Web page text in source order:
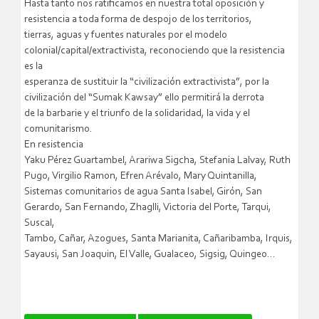
Hasta tanto nos ratificamos en nuestra total oposición y
resistencia a toda forma de despojo de los territorios,
tierras, aguas y fuentes naturales por el modelo
colonial/capital/extractivista, reconociendo que la resistencia
es la
esperanza de sustituir la “civilización extractivista”, por la
civilización del “Sumak Kawsay” ello permitirá la derrota
de la barbarie y el triunfo de la solidaridad, la vida y el
comunitarismo.
En resistencia
Yaku Pérez Guartambel, Arariwa Sigcha, Stefania Lalvay, Ruth
Pugo, Virgilio Ramon, Efren Arévalo, Mary Quintanilla,
Sistemas comunitarios de agua Santa Isabel, Girón, San
Gerardo, San Fernando, Zhaglli, Victoria del Porte, Tarqui,
Suscal,
Tambo, Cañar, Azogues, Santa Marianita, Cañaribamba, Irquis,
Sayausi, San Joaquin, El Valle, Gualaceo, Sigsig, Quingeo…